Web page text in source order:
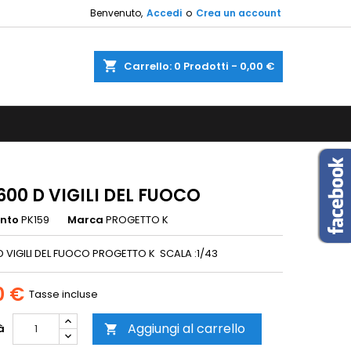
Benvenuto, Accedi o Crea un account
shopping_cart Carrello: 0 Prodotti - 0,00 €
D VIGILI DEL FUOCO
PK159 Marca PROGETTO K
VIGILI DEL FUOCO PROGETTO K SCALA :1/43
€ Tasse incluse
 Aggiungi al carrello